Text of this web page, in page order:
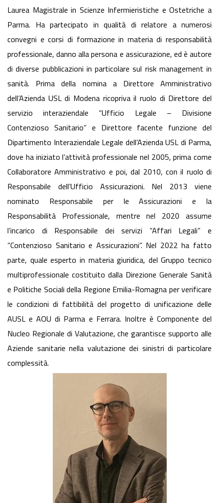
Laurea Magistrale in Scienze Infermieristiche e Ostetriche a
Parma. Ha partecipato in qualità di relatore a numerosi
convegni e corsi di formazione in materia di responsabilità
professionale, danno alla persona e assicurazione, ed è autore
di diverse pubblicazioni in particolare sul risk management in
sanità. Prima della nomina a Direttore Amministrativo
dell’Azienda USL di Modena ricopriva il ruolo di Direttore del
servizio interaziendale “Ufficio Legale – Divisione
Contenzioso Sanitario” e Direttore facente funzione del
Dipartimento Interaziendale Legale dell’Azienda USL di Parma,
dove ha iniziato l’attività professionale nel 2005, prima come
Collaboratore Amministrativo e poi, dal 2010, con il ruolo di
Responsabile dell’Ufficio Assicurazioni. Nel 2013 viene
nominato Responsabile per le Assicurazioni e la
Responsabilità Professionale, mentre nel 2020 assume
l’incarico di Responsabile dei servizi “Affari Legali” e
“Contenzioso Sanitario e Assicurazioni”. Nel 2022 ha fatto
parte, quale esperto in materia giuridica, del Gruppo tecnico
multiprofessionale costituito dalla Direzione Generale Sanità
e Politiche Sociali della Regione Emilia-Romagna per verificare
le condizioni di fattibilità del progetto di unificazione delle
AUSL e AOU di Parma e Ferrara. Inoltre è Componente del
Nucleo Regionale di Valutazione, che garantisce supporto alle
Aziende sanitarie nella valutazione dei sinistri di particolare
complessità.